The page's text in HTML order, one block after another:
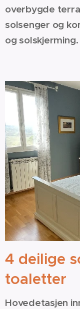
overbygde
solsenger og
og solskjerming.
4 deilige
toaletter
Hovedetasjen